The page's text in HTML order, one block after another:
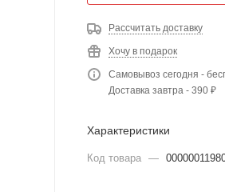
Рассчитать доставку
Хочу в подарок
Самовывоз сегодня -
Доставка завтра - 390 ₽
Характеристики
Код товара —